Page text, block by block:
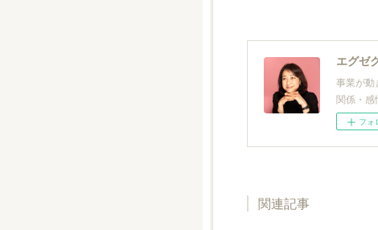
エグゼ
事業が動
関係・感
フォ
関連記事